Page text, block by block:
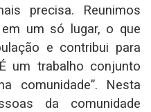
precisa. Reunimos
um só lugar, o que
e contribui para
um trabalho conjunto
comunidade”. Nesta
da comunidade